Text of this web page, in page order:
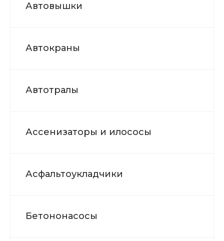
Автовышки
Автокраны
Автотралы
Ассенизаторы и илососы
Асфальтоукладчики
Бетононасосы